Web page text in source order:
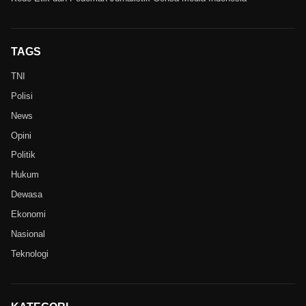
TAGS
TNI
Polisi
News
Opini
Politik
Hukum
Dewasa
Ekonomi
Nasional
Teknologi